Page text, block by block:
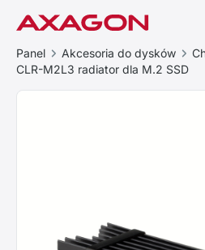
Panel Akcesoria do dysków
CLR-M2L3 radiator dla M.2 SSD